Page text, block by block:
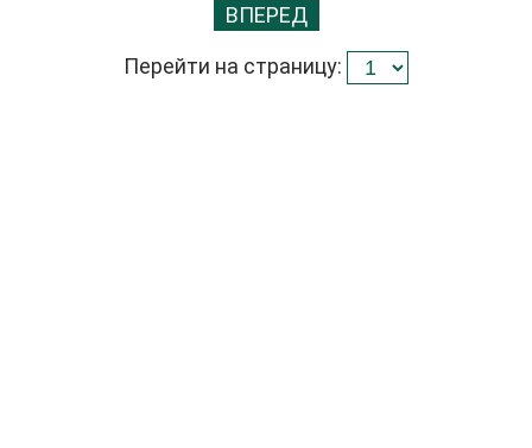
ВПЕРЕД
Перейти на страницу: